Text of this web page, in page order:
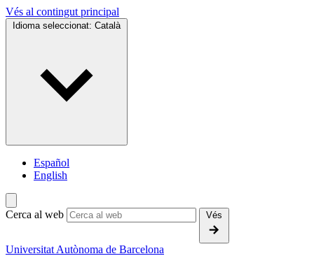
Vés al contingut principal
Idioma seleccionat: Català
Español
English
Cerca al web Vés
Universitat Autònoma de Barcelona